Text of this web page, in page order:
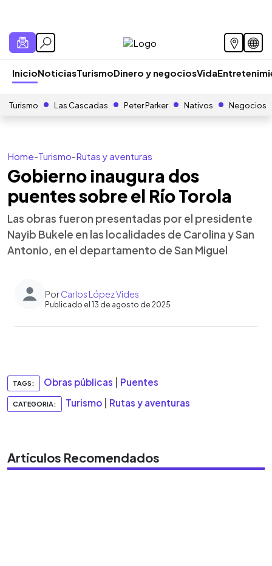
InicioNoticiasTurismoDinero y negociosVida
Turismo Las Cascadas Peter Parker Nativos Negocios
Home-Turismo-Rutas y aventuras
Gobierno inaugura dos
puentes sobre el Río Torola
Las obras fueron presentadas por el presidente
Nayib Bukele en las localidades de Carolina y San
Antonio, en el departamento de San Miguel
PorCarlos López Vides
Publicado el 13 de agosto de 2025
► Escuchar artículo
TAGS: Obras públicas Puentes
CATEGORIA: Turismo Rutas y aventuras
Artículos Recomendados